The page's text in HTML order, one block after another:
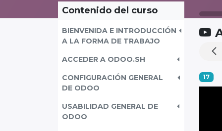
Contenido del curso
BIENVENIDA E INTRODUCCIÓN
A LA FORMA DE TRABAJO
ACCEDER A ODOO.SH
CONFIGURACIÓN GENERAL
DE ODOO
USABILIDAD GENERAL DE
ODOO
17